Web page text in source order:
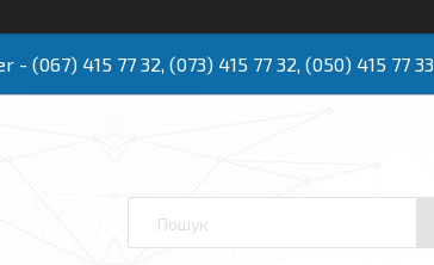
- (067) 415 77 32, (073) 415 77 32, (050) 415 77 33